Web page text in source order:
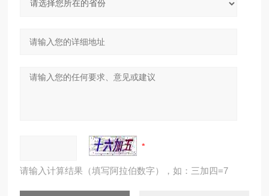
请输入计算结果（填写阿拉伯数字），如：三加四=7